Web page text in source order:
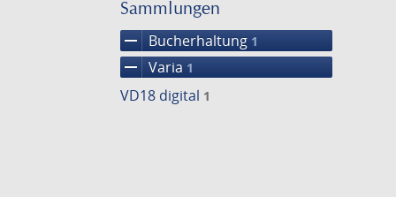
Sammlungen
remove Bucherhaltung 1
remove Varia 1
VD18 digital 1